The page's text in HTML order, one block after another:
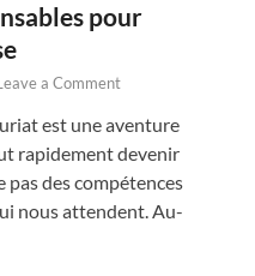
pour
a Comment
est une aventure
rapidement devenir
pas des compétences
nous attendent. Au-